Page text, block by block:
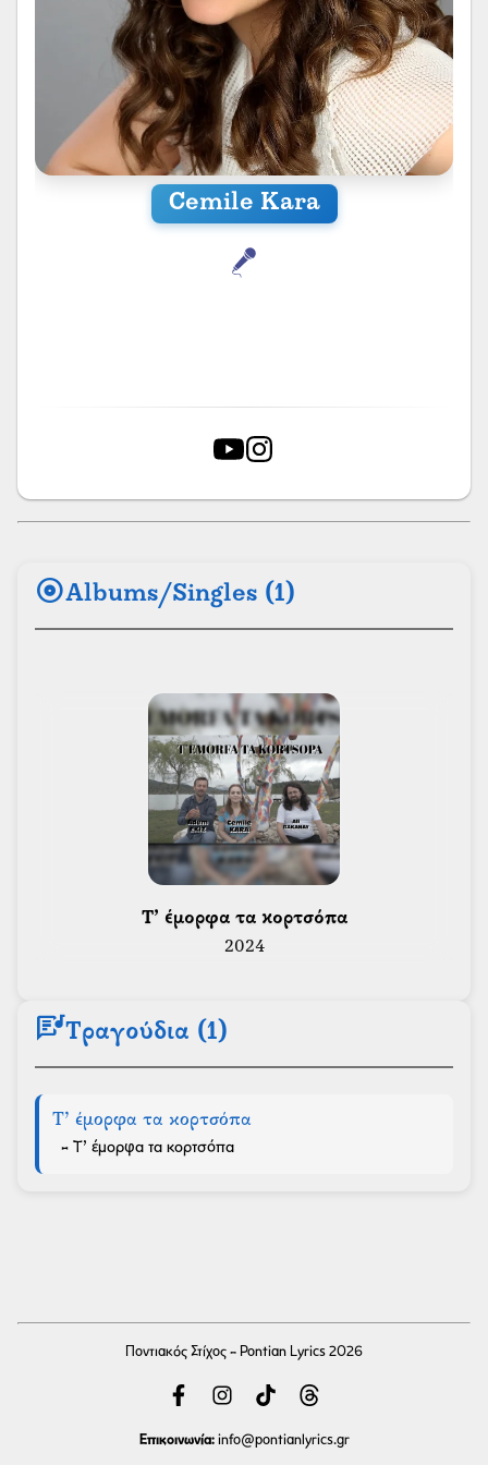
Cemile Kara
albumAlbums/Singles (1)
Τ’ έμορφα τα κορτσόπα
2024
lyricsΤραγούδια (1)
Τ’ έμορφα τα κορτσόπα
- Τ’ έμορφα τα κορτσόπα
Ποντιακός Στίχος - Pontian Lyrics 2026
Επικοινωνία: info@pontianlyrics.gr